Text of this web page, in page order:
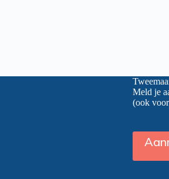
Meld je
(ook